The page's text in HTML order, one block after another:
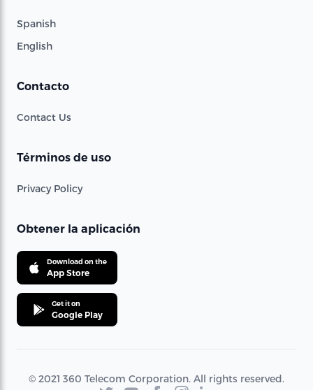
Spanish
English
Contacto
Contact Us
Términos de uso
Privacy Policy
Obtener la aplicación
Download on the
App Store
Get it on
Google Play
© 2021 360 Telecom Corporation. All rights reserved.